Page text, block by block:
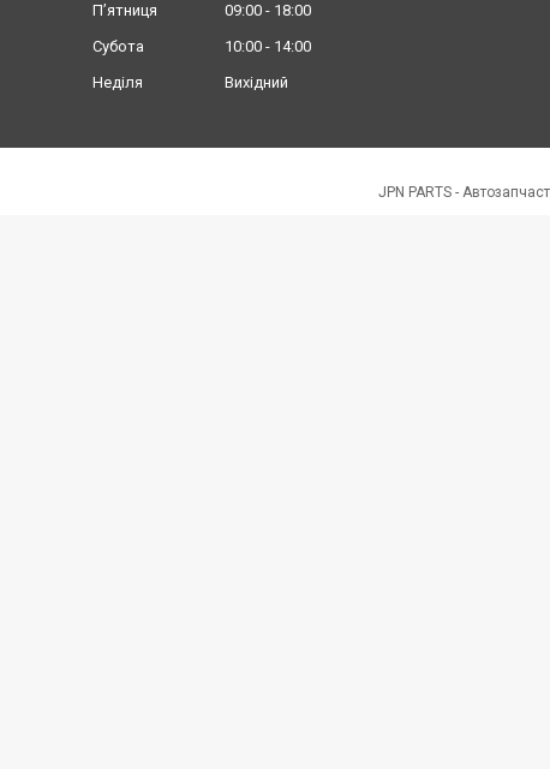
Пʼятниця
09:00
18:00
Субота
10:00
14:00
Неділя
Вихідний